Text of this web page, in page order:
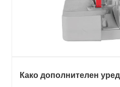
Како дополнителен